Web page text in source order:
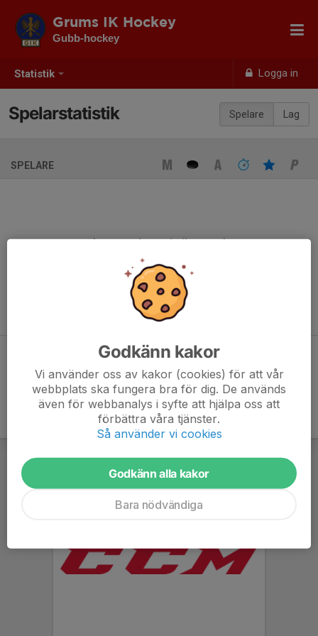
Statistik Logga in
Grums IK Hockey
Gubb-hockey
Spelare Lag
Spelarstatistik
SPELARE
Ingen spelarstatistik sparad
När ni fyller i uppställning på respektive match visas statistiken
automatiskt på denna sida
Godkänn kakor
Vi använder oss av kakor (cookies) för att vår
webbplats ska fungera bra för dig. De används
även för webbanalys i syfte att hjälpa oss att
förbättra våra tjänster.
Så använder vi cookies
Godkänn alla kakor
Bara nödvändiga